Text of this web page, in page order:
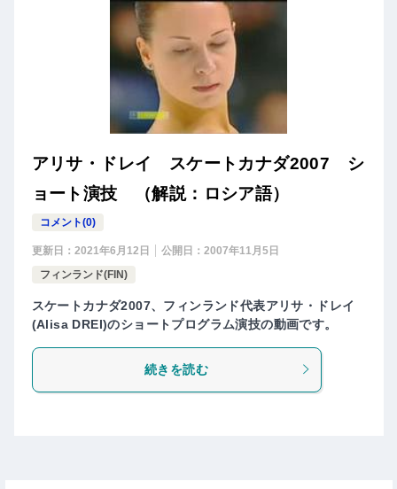
アリサ・ドレイ スケートカナダ2007 シ
ョート演技 （解説：ロシア語）
コメント(0)
更新日： 2021年6月12日 公開日： 2007年11月5日
フィンランド(FIN)
スケートカナダ2007、フィンランド代表アリサ・ドレイ
(Alisa DREI)のショートプログラム演技の動画です。
続きを読む